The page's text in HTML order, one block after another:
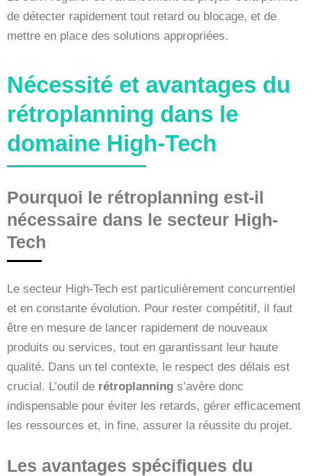
de détecter rapidement tout retard ou blocage, et de
mettre en place des solutions appropriées.
Nécessité et avantages du
rétroplanning dans le
domaine High-Tech
Pourquoi le rétroplanning est-il
nécessaire dans le secteur High-
Tech
Le secteur High-Tech est particulièrement concurrentiel
et en constante évolution. Pour rester compétitif, il faut
être en mesure de lancer rapidement de nouveaux
produits ou services, tout en garantissant leur haute
qualité. Dans un tel contexte, le respect des délais est
crucial. L’outil de rétroplanning s’avère donc
indispensable pour éviter les retards, gérer efficacement
les ressources et, in fine, assurer la réussite du projet.
Les avantages spécifiques du